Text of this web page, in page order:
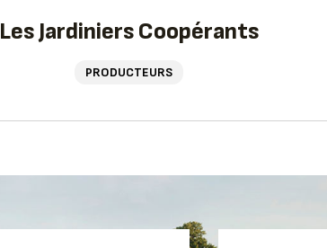
Les Jardiniers Coopérants
PRODUCTEURS